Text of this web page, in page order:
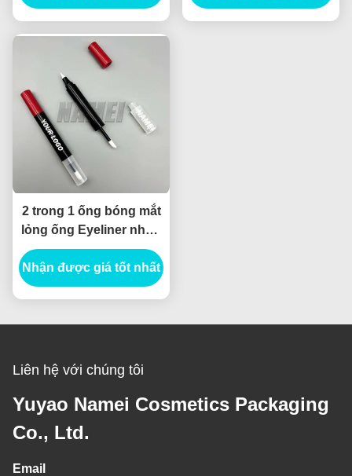
vật liệu Planable
2 trong 1 thiết kế
2 trong 1 ống bóng mắt
lỏng ống Eyeliner nhựa
rỗng với Wand Logo tùy
chỉnh Bao bì mỹ phẩm
Nhận được giá tốt nhất
Liên hệ với chúng tôi
Yuyao Namei Cosmetics Packaging
Co., Ltd.
Email